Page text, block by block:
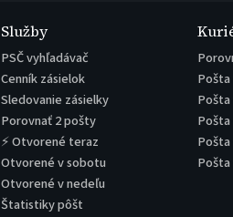
Služby
PSČ vyhľadávač
Cenník zásielok
Sledovanie zásielky
Porovnať 2 pošty
⚡ Otvorené teraz
Otvorené v sobotu
Otvorené v nedeľu
Štatistiky pôšt
Pošta
Pošta
Pošta
Pošta